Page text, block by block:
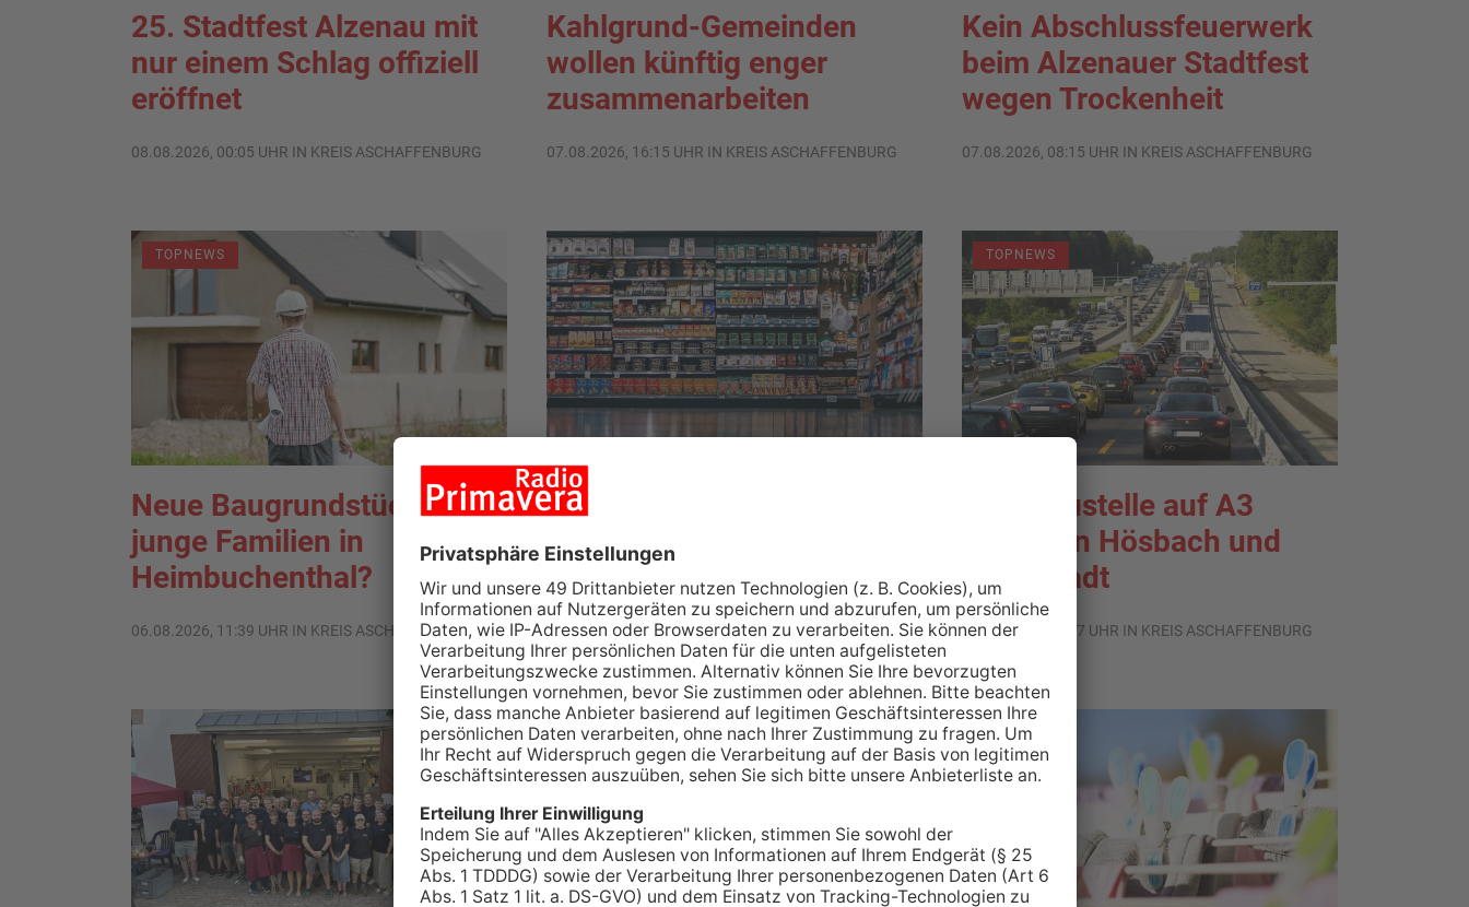
25. Stadtfest Alzenau mit
nur einem Schlag offiziell
eröffnet
08.08.2026, 00:05 UHR IN KREIS ASCHAFFENBURG
Kahlgrund-Gemeinden
wollen künftig enger
zusammenarbeiten
07.08.2026, 16:15 UHR IN KREIS ASCHAFFENBURG
Kein Abschlussfeuerwerk
beim Alzenauer Stadtfest
wegen Trockenheit
07.08.2026, 08:15 UHR IN KREIS ASCHAFFENBURG
TOPNEWS
Neue Baugrundstücke für
junge Familien in
Heimbuchenthal?
06.08.2026, 11:39 UHR IN KREIS ASCHAFFENBURG
Tante Enso übernimmt
einzigen Supermarkt in
Pflaumheim
06.08.2026, 05:30 UHR IN KREIS ASCHAFFENBURG
TOPNEWS
Großbaustelle auf A3
zwischen Hösbach und
Stockstadt
03.08.2026, 15:57 UHR IN KREIS ASCHAFFENBURG